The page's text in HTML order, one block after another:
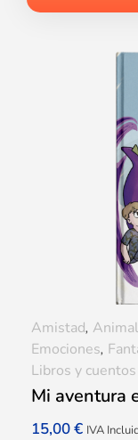
Mi aventura
15,00€ IVA
Amistad,
Emociones,
Libros y